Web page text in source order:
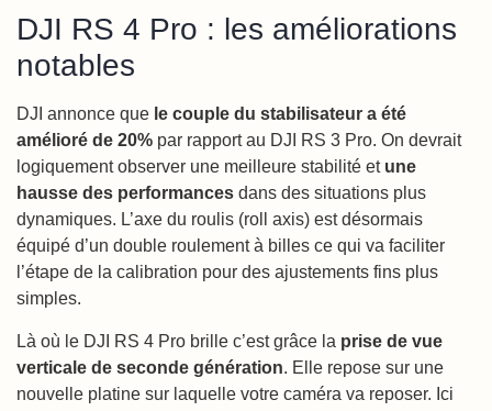
DJI RS 4 Pro : les améliorations
notables
DJI annonce que le couple du stabilisateur a été
amélioré de 20% par rapport au DJI RS 3 Pro. On devrait
logiquement observer une meilleure stabilité et une
hausse des performances dans des situations plus
dynamiques. L’axe du roulis (roll axis) est désormais
équipé d’un double roulement à billes ce qui va faciliter
l’étape de la calibration pour des ajustements fins plus
simples.
Là où le DJI RS 4 Pro brille c’est grâce la prise de vue
verticale de seconde génération. Elle repose sur une
nouvelle platine sur laquelle votre caméra va reposer. Ici